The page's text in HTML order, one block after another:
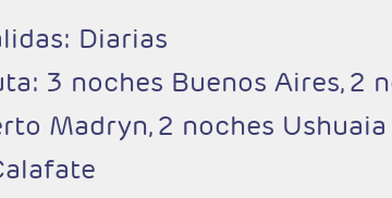
Diarias
3 noches Buenos Aires, 2
Madryn, 2 noches Ushuaia